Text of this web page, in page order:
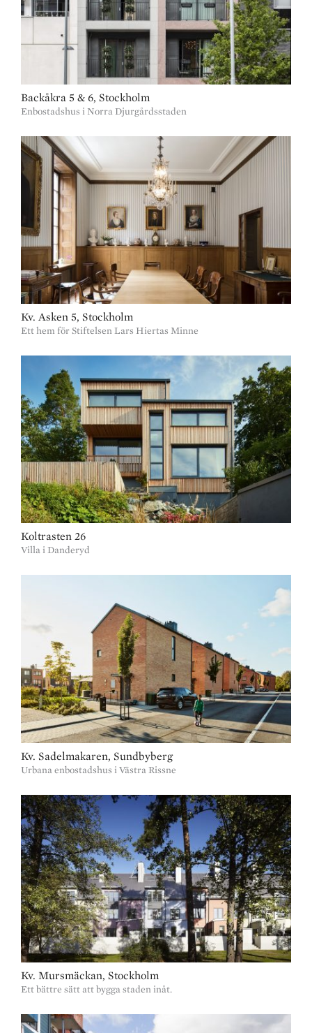
Backåkra 5 & 6, Stockholm
Enbostadshus i Norra Djurgårdsstaden
Kv. Asken 5, Stockholm
Ett hem för Stiftelsen Lars Hiertas Minne
Koltrasten 26
Villa i Danderyd
Kv. Sadelmakaren, Sundbyberg
Urbana enbostadshus i Västra Rissne
Kv. Mursmäckan, Stockholm
Ett bättre sätt att bygga staden inåt.